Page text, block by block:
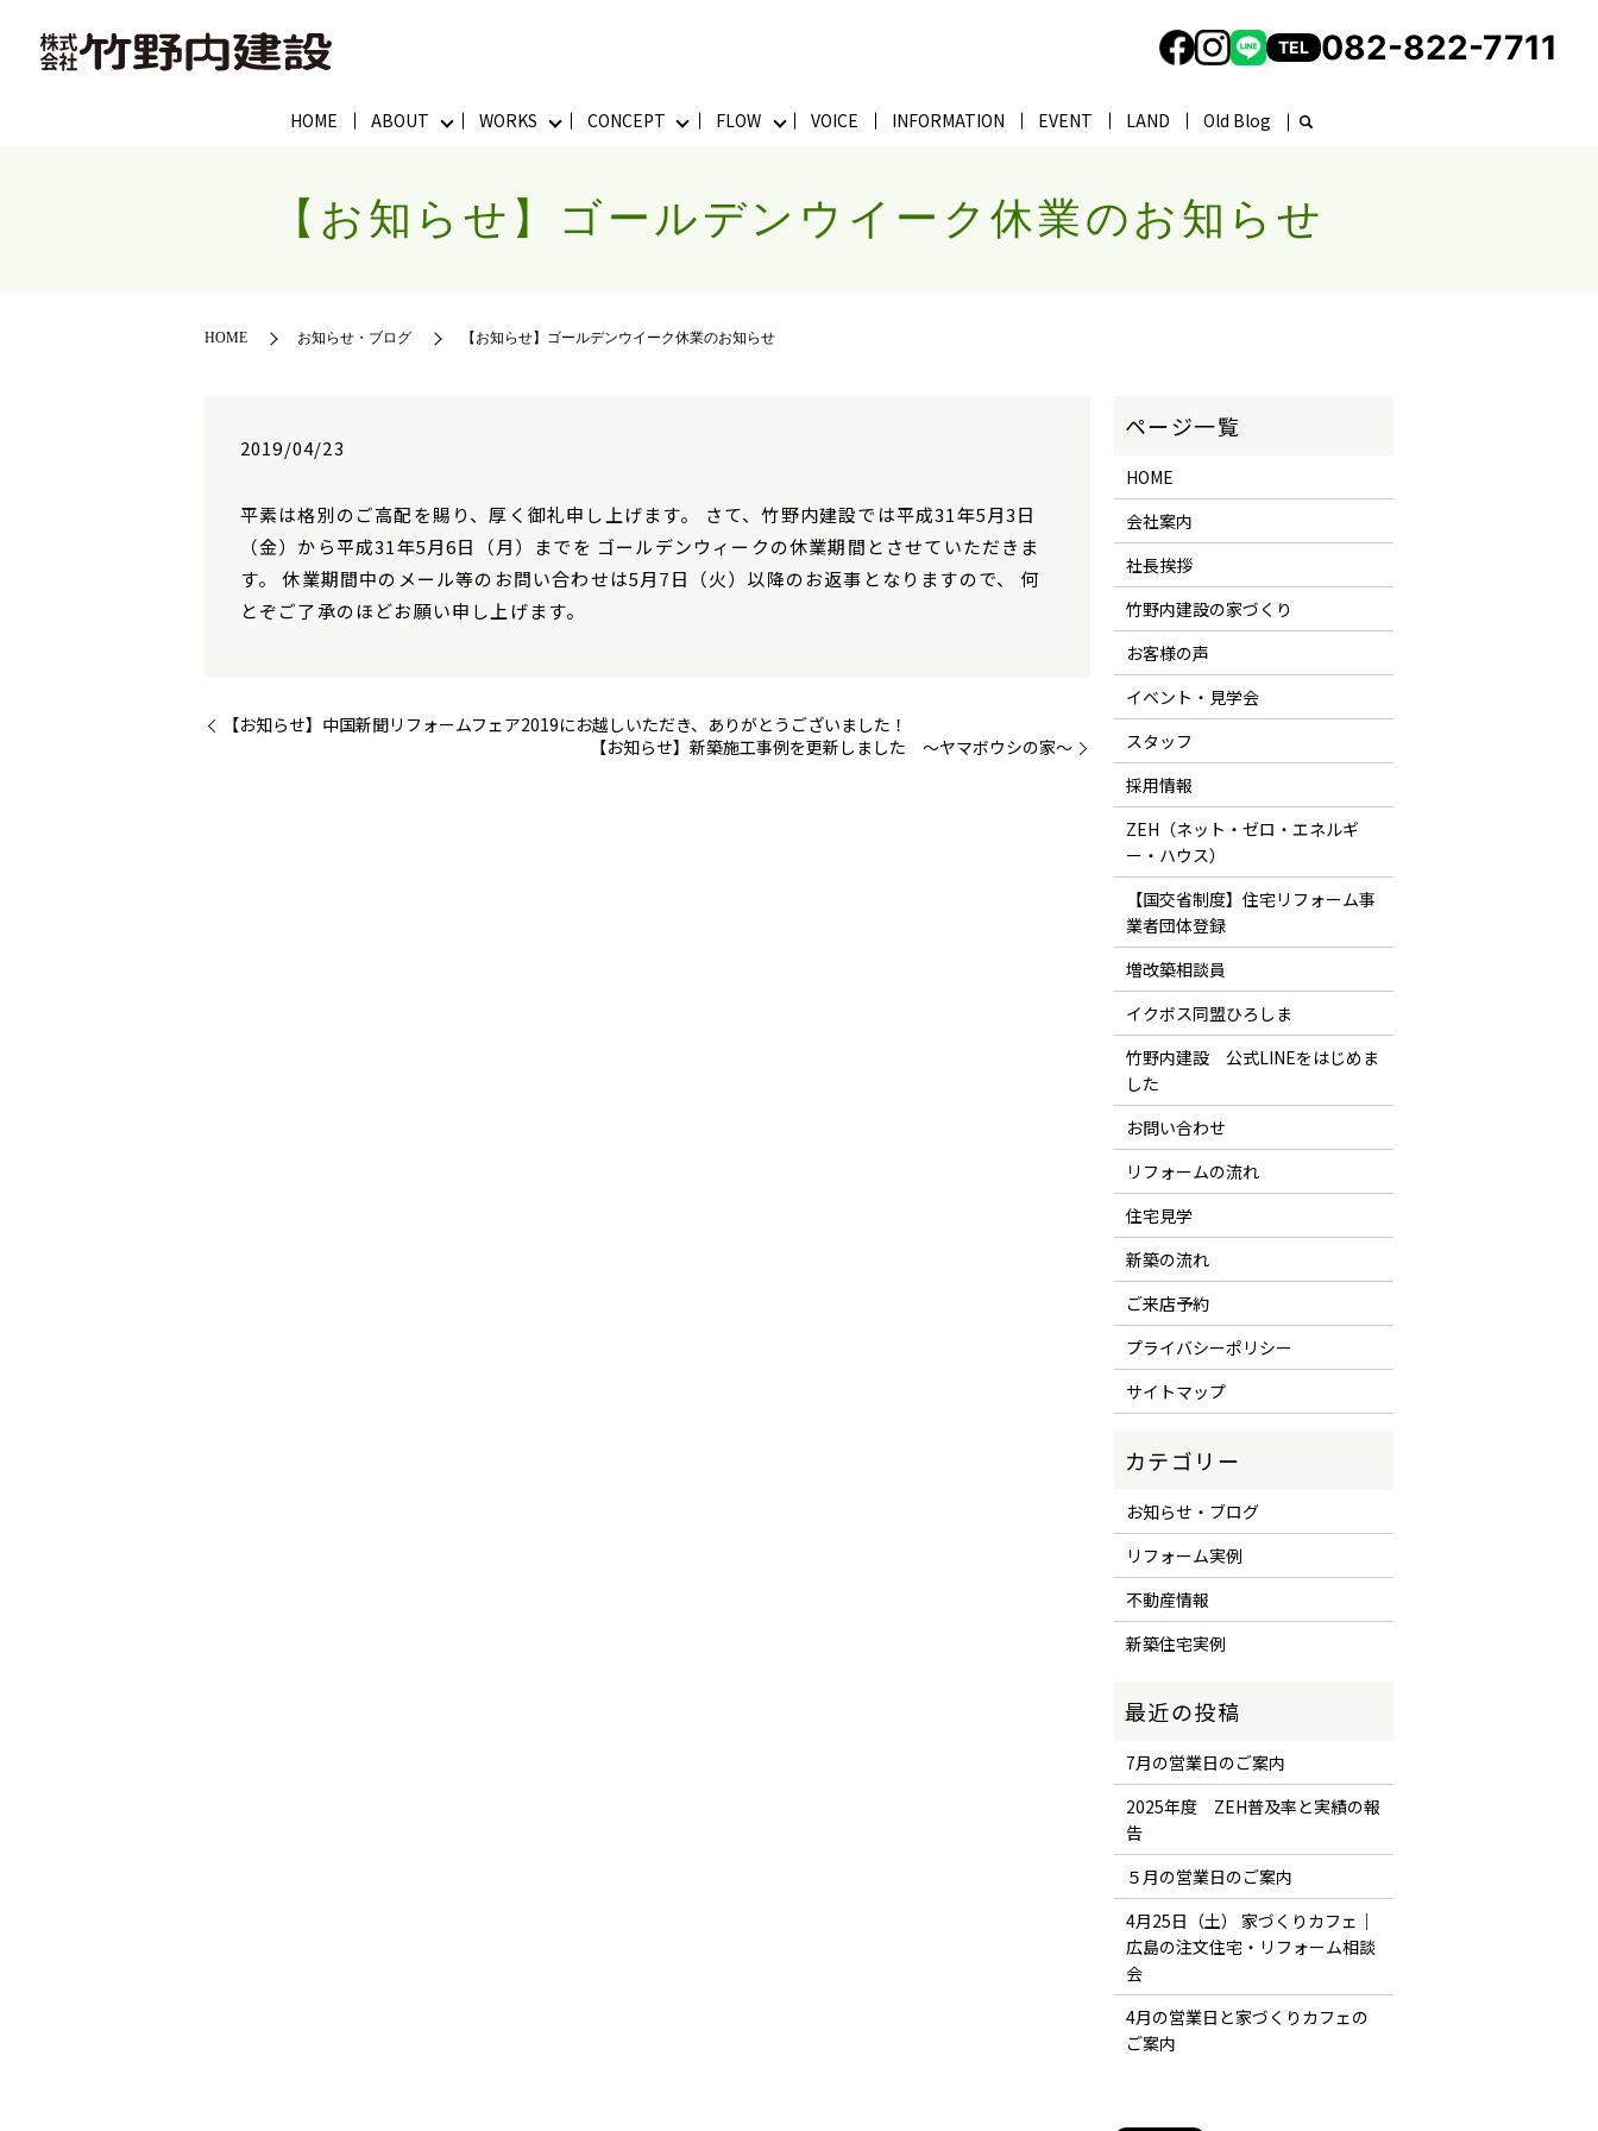
HOME ABOUT WORKS CONCEPT FLOW VOICE INFORMATION EVENT LAND Old Blog
TEL 082-822-7711
【お知らせ】ゴールデンウイーク休業のお知らせ
HOME お知らせ・ブログ 【お知らせ】ゴールデンウイーク休業のお知らせ
2019/04/23
平素は格別のご高配を賜り、厚く御礼申し上げます。 さて、竹野内建設では平成31年5月3日
（金）から平成31年5月6日（月）までを ゴールデンウィークの休業期間とさせていただきま
す。 休業期間中のメール等のお問い合わせは5月7日（火）以降のお返事となりますので、 何
とぞご了承のほどお願い申し上げます。
【お知らせ】中国新聞リフォームフェア2019にお越しいただき、ありがとうございました！
【お知らせ】新築施工事例を更新しました ～ヤマボウシの家～
HOME
会社案内
社長挨拶
竹野内建設の家づくり
お客様の声
イベント・見学会
スタッフ
採用情報
ZEH（ネット・ゼロ・エネルギ
ー・ハウス）
【国交省制度】住宅リフォーム事
業者団体登録
増改築相談員
イクボス同盟ひろしま
竹野内建設 公式LINEをはじめま
した
お問い合わせ
リフォームの流れ
住宅見学
新築の流れ
ご来店予約
プライバシーポリシー
サイトマップ
お知らせ・ブログ
リフォーム実例
不動産情報
新築住宅実例
7月の営業日のご案内
2025年度 ZEH普及率と実績の報
告
５月の営業日のご案内
4月25日（土） 家づくりカフェ｜
広島の注文住宅・リフォーム相談
会
4月の営業日と家づくりカフェの
ご案内